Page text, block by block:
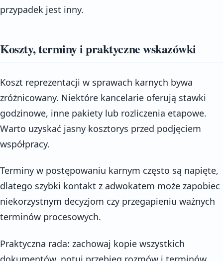
przypadek jest inny.
Koszty, terminy i praktyczne wskazówki
Koszt reprezentacji w sprawach karnych bywa
zróżnicowany. Niektóre kancelarie oferują stawki
godzinowe, inne pakiety lub rozliczenia etapowe.
Warto uzyskać jasny kosztorys przed podjęciem
współpracy.
Terminy w postępowaniu karnym często są napięte,
dlatego szybki kontakt z adwokatem może zapobiec
niekorzystnym decyzjom czy przegapieniu ważnych
terminów procesowych.
Praktyczna rada: zachowaj kopie wszystkich